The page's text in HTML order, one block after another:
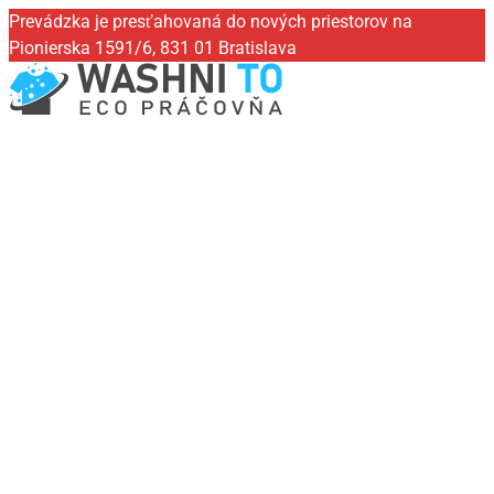
Prevádzka je presťahovaná do nových priestorov na
Pionierska 1591/6, 831 01 Bratislava